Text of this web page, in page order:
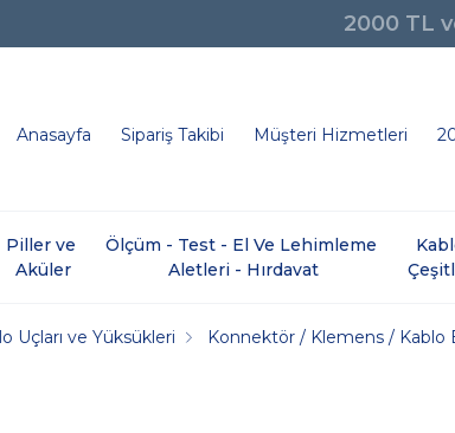
Anasayfa Sipariş Takibi Müşteri Hizmetleri
Piller ve
Aküler
Ölçüm - Test - El Ve Lehimleme
Aletleri - Hırdavat
Uçları ve Yüksükleri Konnektör / Klemens / Kablo